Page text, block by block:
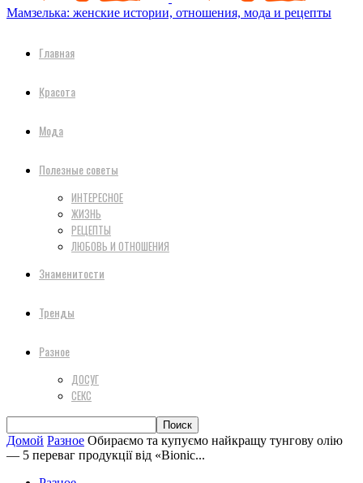
Мамзелька: женские истории, отношения, мода и рецепты
Главная
Красота
Мода
Полезные советы
ИНТЕРЕСНОЕ
ЖИЗНЬ
РЕЦЕПТЫ
ЛЮБОВЬ И ОТНОШЕНИЯ
Знаменитости
Тренды
Разное
ДОСУГ
СЕКС
Домой Разное Обираємо та купуємо найкращу тунгову олію
— 5 переваг продукції від «Bionic...